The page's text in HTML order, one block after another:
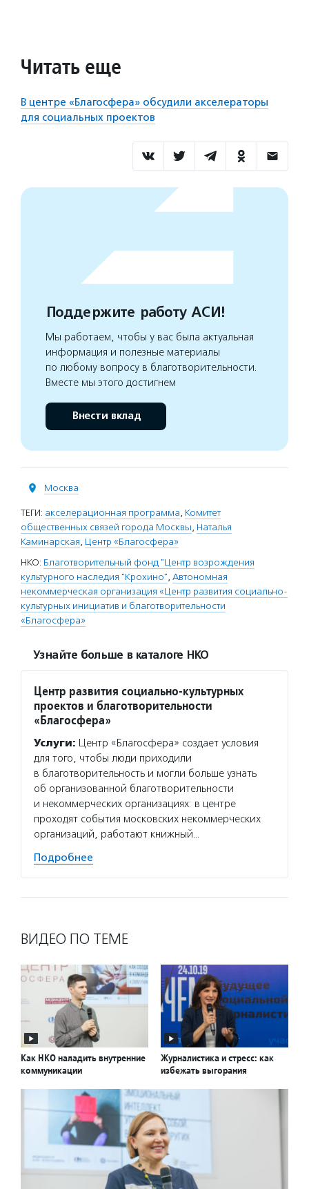
Читать еще
В центре «Благосфера» обсудили акселераторы
для социальных проектов
Поддержите работу АСИ!
Мы работаем, чтобы у вас была актуальная
информация и полезные материалы
по любому вопросу в благотворительности.
Вместе мы этого достигнем
Внести вклад
Москва
ТЕГИ: акселерационная программа, Комитет
общественных связей города Москвы, Наталья
Каминарская, Центр «Благосфера»
НКО: Благотворительный фонд "Центр возрождения
культурного наследия "Крохино", Автономная
некоммерческая организация «Центр развития социально-
культурных инициатив и благотворительности
«Благосфера»
Узнайте больше в каталоге НКО
Центр развития социально-культурных
проектов и благотворительности
«Благосфера»
Услуги: Центр «Благосфера» создает условия
для того, чтобы люди приходили
в благотворительность и могли больше узнать
об организованной благотворительности
и некоммерческих организациях: в центре
проходят события московских некоммерческих
организаций, работают книжный…
Подробнее
ВИДЕО ПО ТЕМЕ
Как НКО наладить внутренние
коммуникации
Журналистика и стресс: как
избежать выгорания